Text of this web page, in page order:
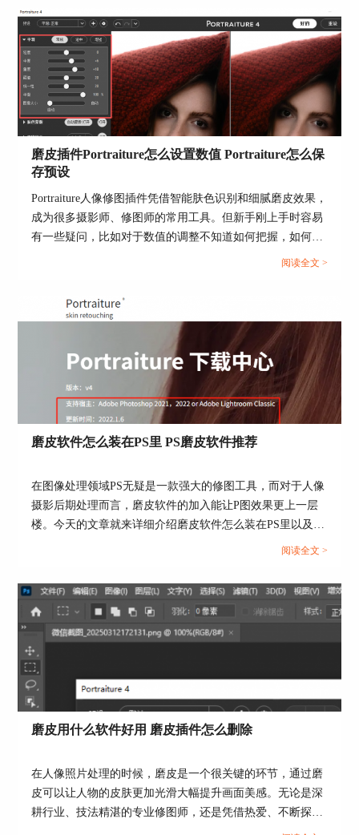
图3：Skylum Aperty
二、PS人像修图插件怎么用
前面给大家重点说了Portraiture的优势，下面就以
这款插件为例，手把手教大家怎么用。
1、首先，要确保从 Portraiture网站下载并安装了正
版插件，安装完一定要重启PS，不然可能找不到插
件。
2、打开PS后，导入要修的人像照片，先复制一个
镜”，找到“Imagenomic”文件夹，里面就能看
到“Portraiture”，点一下就能启动插件了。
3、启动插件后，左边是调整面板，右边是预览窗
口，并且可以同时查看磨皮前后对比图。日常磨皮
不用瞎调参数，直接用默认设置就好；要是觉得磨
皮效果不够，就找到左边的“平滑”滑块，轻轻往右
边拖，数值控制在30-50之间就行，超过60就容易
失真。调整的时候，随时看右边的预览，确保皮肤
变细腻的同时，还能保留毛孔、皮肤纹理这些细
节，这样磨出来的皮肤才自然通透。
磨皮插件Portraiture怎么设置数值 Portraiture怎么保
存预设
Portraiture人像修图插件凭借智能肤色识别和细腻磨皮效果，
成为很多摄影师、修图师的常用工具。但新手刚上手时容易
有一些疑问，比如对于数值的调整不知道如何把握，如何保
存预设方便下次复用？今天的文章就来给大家介绍磨皮插件
阅读全文 >
磨皮软件怎么装在PS里 PS磨皮软件推荐
在图像处理领域PS无疑是一款强大的修图工具，而对于人像
摄影后期处理而言，磨皮软件的加入能让P图效果更上一层
楼。今天的文章就来详细介绍磨皮软件怎么装在PS里以及PS
阅读全文 >
磨皮用什么软件好用 磨皮插件怎么删除
在人像照片处理的时候，磨皮是一个很关键的环节，通过磨
皮可以让人物的皮肤更加光滑大幅提升画面美感。无论是深
耕行业、技法精湛的专业修图师，还是凭借热爱、不断探索
的业余摄影爱好者，肯定都需要一款好用的修图软件。今天